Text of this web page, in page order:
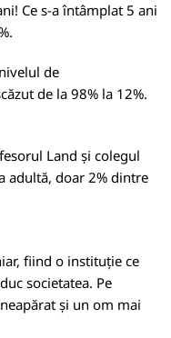
Ce s-a întâmplat 5 ani
de
de la 98% la 12%.
Land și colegul
adultă, doar 2% dintre
fiind o instituție ce
societatea. Pe
și un om mai